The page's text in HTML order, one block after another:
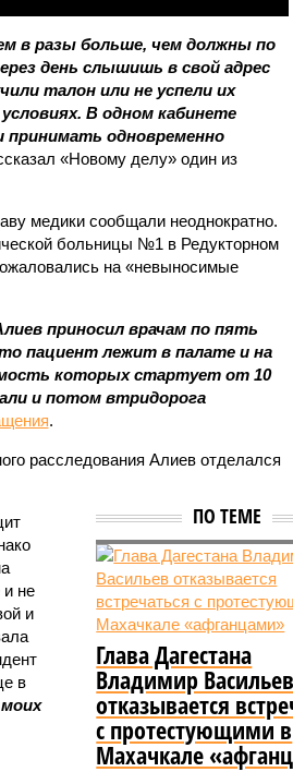
в разы больше, чем должны по
день слышишь в свой адрес
талон или не успели их
В одном кабинете
принимать одновременно
«Новому делу» один из
медики сообщали неоднократно.
больницы №1 в Редукторном
на «невыносимые
приносил врачам по пять
пациент лежит в палате и на
которых стартует от 10
и потом втридорога
.
расследования Алиев отделался
ПО ТЕМЕ
Глава Дагестана
Владимир Васильев
отказывается
с протестующими в
Махачкале
и не
и
в